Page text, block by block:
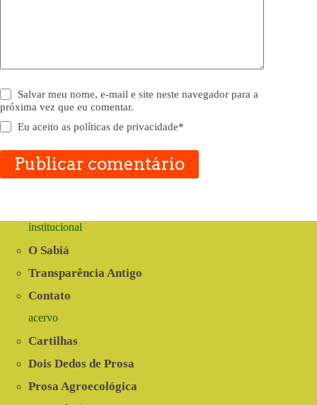
Salvar meu nome, e-mail e site neste navegador para a
próxima vez que eu comentar.
Eu aceito aspolíticas de privacidade*
Publicar comentário
institucional
O Sabiá
Transparência Antigo
Contato
acervo
Cartilhas
Dois Dedos de Prosa
Prosa Agroecológica